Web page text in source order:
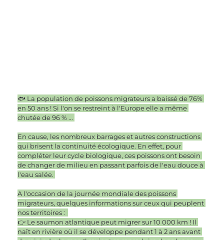
🐟 La population de poissons migrateurs a baissé de 76%
en 50 ans ! Si l'on se restreint à l'Europe elle a même
chutée de 96 % ...
En cause, les nombreux barrages et autres constructions
qui brisent la continuité écologique. En effet, pour
compléter leur cycle biologique, ces poissons ont besoin
de changer de milieu en passant parfois de l'eau douce à
l'eau salée.
A l'occasion de la journée mondiale des poissons
migrateurs, quelques informations sur ceux qui peuplent
nos territoires :
👉 Le saumon atlantique peut migrer sur 10 000 km ! Il
naît en rivière où il se développe pendant 1 à 2 ans avant